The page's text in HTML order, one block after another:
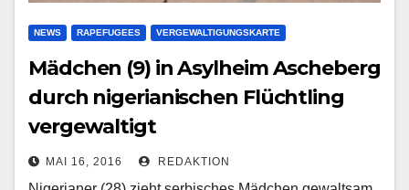
NEWS RAPEFUGEES VERGEWALTIGUNGSKARTE
Mädchen (9) in Asylheim Ascheberg
durch nigerianischen Flüchtling
vergewaltigt
MAI 16, 2016 REDAKTION